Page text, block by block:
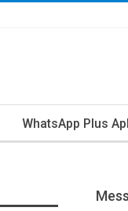
WhatsApp Plus